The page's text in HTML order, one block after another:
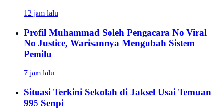
12 jam lalu
Profil Muhammad Soleh Pengacara No Viral
No Justice, Warisannya Mengubah Sistem
Pemilu
7 jam lalu
Situasi Terkini Sekolah di Jaksel Usai Temuan
995 Senpi